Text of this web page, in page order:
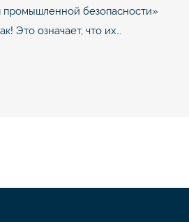
безопасности»
Это означает, что их…